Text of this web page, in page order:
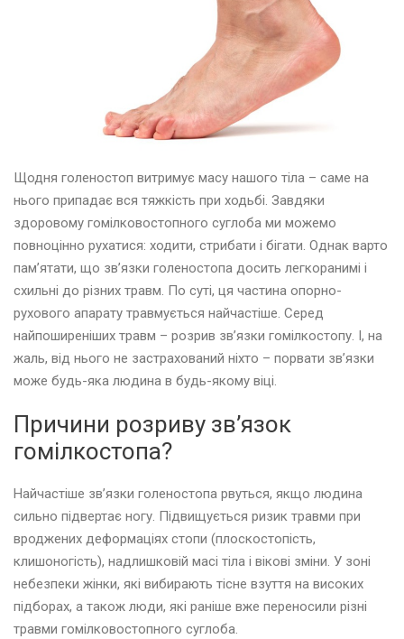
Щодня голеностоп витримує масу нашого тіла – саме на
нього припадає вся тяжкість при ходьбі. Завдяки
здоровому гомілковостопного суглоба ми можемо
повноцінно рухатися: ходити, стрибати і бігати. Однак варто
пам’ятати, що зв’язки голеностопа досить легкоранимі і
схильні до різних травм. По суті, ця частина опорно-
рухового апарату травмується найчастіше. Серед
найпоширеніших травм – розрив зв’язки гомілкостопу. І, на
жаль, від нього не застрахований ніхто – порвати зв’язки
може будь-яка людина в будь-якому віці.
Причини розриву зв’язок
гомілкостопа?
Найчастіше зв’язки голеностопа рвуться, якщо людина
сильно підвертає ногу. Підвищується ризик травми при
вроджених деформаціях стопи (плоскостопість,
клишоногість), надлишковій масі тіла і вікові зміни. У зоні
небезпеки жінки, які вибирають тісне взуття на високих
підборах, а також люди, які раніше вже переносили різні
травми гомілковостопного суглоба.